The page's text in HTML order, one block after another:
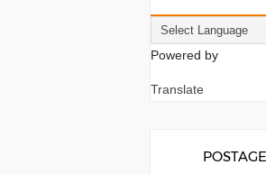
Powered by
Translate